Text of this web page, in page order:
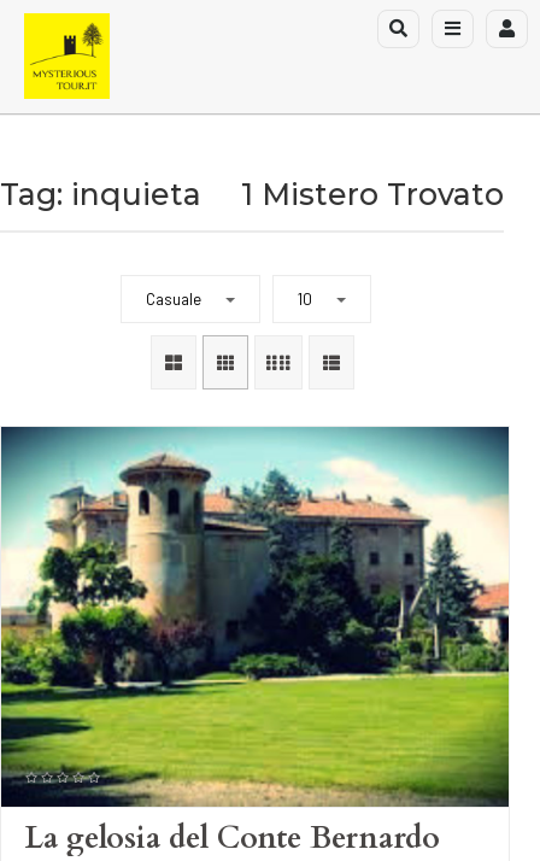
Tag: inquieta 1 Mistero Trovato
Casuale 10
La gelosia del Conte Bernardo